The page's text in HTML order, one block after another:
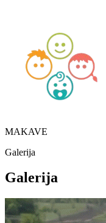
MAKAVE
Galerija
Galerija